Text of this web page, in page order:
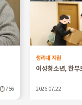
756
생리대 지원
여성청소년, 한
2026.07.22